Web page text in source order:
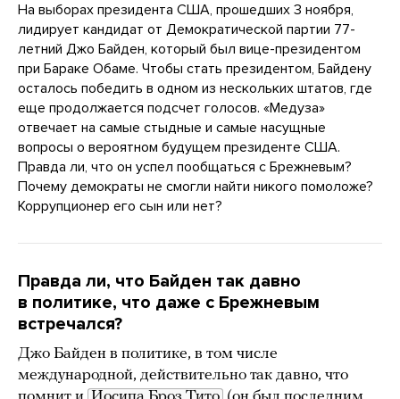
На выборах президента США, прошедших 3 ноября,
лидирует кандидат от Демократической партии 77-
летний Джо Байден, который был вице-президентом
при Бараке Обаме. Чтобы стать президентом, Байдену
осталось победить в одном из нескольких штатов, где
еще продолжается подсчет голосов. «Медуза»
отвечает на самые стыдные и самые насущные
вопросы о вероятном будущем президенте США.
Правда ли, что он успел пообщаться с Брежневым?
Почему демократы не смогли найти никого помоложе?
Коррупционер его сын или нет?
Правда ли, что Байден так давно
в политике, что даже с Брежневым
встречался?
Джо Байден в политике, в том числе
международной, действительно так давно, что